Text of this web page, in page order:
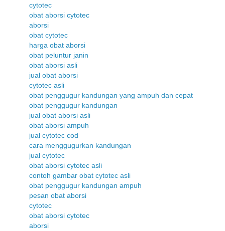
cytotec
obat aborsi cytotec
aborsi
obat cytotec
harga obat aborsi
obat peluntur janin
obat aborsi asli
jual obat aborsi
cytotec asli
obat penggugur kandungan yang ampuh dan cepat
obat penggugur kandungan
jual obat aborsi asli
obat aborsi ampuh
jual cytotec cod
cara menggugurkan kandungan
jual cytotec
obat aborsi cytotec asli
contoh gambar obat cytotec asli
obat penggugur kandungan ampuh
pesan obat aborsi
cytotec
obat aborsi cytotec
aborsi